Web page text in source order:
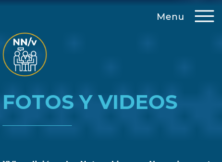
Menu
FOTOS Y VIDEOS